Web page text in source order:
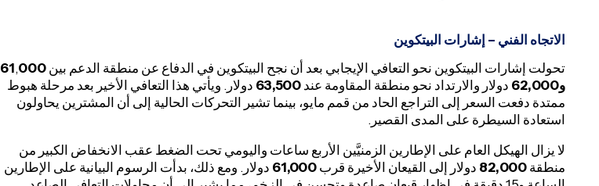
الاتجاه الفني – إشارات البيتكوين
تحولت إشارات البيتكوين نحو التعافي الإيجابي بعد أن نجح البيتكوين في الدفاع عن منطقة الدعم بين
61,000
و62,000
دولار والارتداد نحو منطقة المقاومة عند 63,500 دولار. ويأتي هذا التعافي الأخير بعد مرحلة هبوط
ممتدة دفعت السعر إلى التراجع الحاد من قمم مايو، بينما تشير التحركات الحالية إلى أن المشترين يحاولون
استعادة السيطرة على المدى القصير.
لا يزال الهيكل العام على الإطارين الزمنيَّين الأربع ساعات واليومي تحت الضغط عقب الانخفاض الكبير من
منطقة 82,000 دولار إلى القيعان الأخيرة قرب 61,000 دولار. ومع ذلك، بدأت الرسوم البيانية على الإطارين